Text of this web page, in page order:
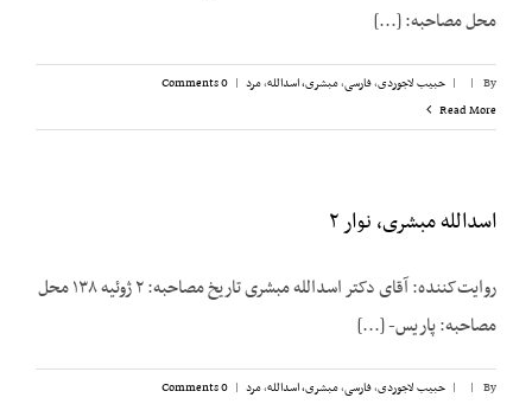
محل مصاحبه: [...]
By
|
| حبیب لاجوردی,فارسی,مبشری، اسدالله,مرد |
0 Comments
Read More
اسدالله مبشری، نوار ۲
روایت‌کننده: آقای دکتر اسدالله مبشری تاریخ مصاحبه: ۲ ژوئیه ۱۳۸ محل
مصاحبه: پاریس- [...]
By
|
| حبیب لاجوردی,فارسی,مبشری، اسدالله,مرد |
0 Comments